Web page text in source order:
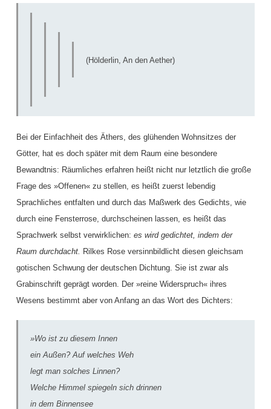
(Hölderlin, An den Aether)
Bei der Einfachheit des Äthers, des glühenden Wohnsitzes der
Götter, hat es doch später mit dem Raum eine besondere
Bewandtnis: Räumliches erfahren heißt nicht nur letztlich die große
Frage des »Offenen« zu stellen, es heißt zuerst lebendig
Sprachliches entfalten und durch das Maßwerk des Gedichts, wie
durch eine Fensterrose, durchscheinen lassen, es heißt das
Sprachwerk selbst verwirklichen: es wird gedichtet, indem der
Raum durchdacht. Rilkes Rose versinnbildlicht diesen gleichsam
gotischen Schwung der deutschen Dichtung. Sie ist zwar als
Grabinschrift geprägt worden. Der »reine Widerspruch« ihres
Wesens bestimmt aber von Anfang an das Wort des Dichters:
»Wo ist zu diesem Innen
ein Außen? Auf welches Weh
legt man solches Linnen?
Welche Himmel spiegeln sich drinnen
in dem Binnensee